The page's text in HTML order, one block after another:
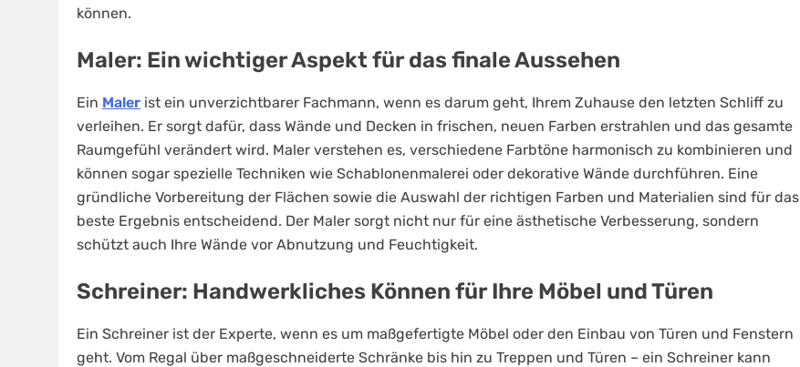
können.
Maler: Ein wichtiger Aspekt für das finale Aussehen
Ein Maler ist ein unverzichtbarer Fachmann, wenn es darum geht, Ihrem Zuhause den letzten Schliff zu
verleihen. Er sorgt dafür, dass Wände und Decken in frischen, neuen Farben erstrahlen und das gesamte
Raumgefühl verändert wird. Maler verstehen es, verschiedene Farbtöne harmonisch zu kombinieren und
können sogar spezielle Techniken wie Schablonenmalerei oder dekorative Wände durchführen. Eine
gründliche Vorbereitung der Flächen sowie die Auswahl der richtigen Farben und Materialien sind für das
beste Ergebnis entscheidend. Der Maler sorgt nicht nur für eine ästhetische Verbesserung, sondern
schützt auch Ihre Wände vor Abnutzung und Feuchtigkeit.
Schreiner: Handwerkliches Können für Ihre Möbel und Türen
Ein Schreiner ist der Experte, wenn es um maßgefertigte Möbel oder den Einbau von Türen und Fenstern
geht. Vom Regal über maßgeschneiderte Schränke bis hin zu Treppen und Türen – ein Schreiner kann